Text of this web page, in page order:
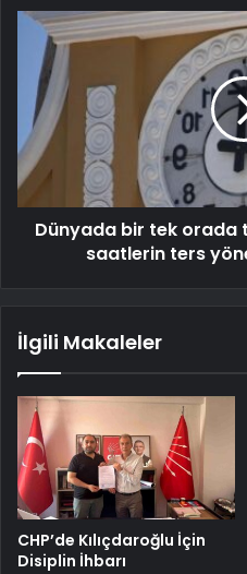
Dünyada bir tek orada
saatlerin ters
İlgili Makaleler
CHP’de Kılıçdaroğlu İçin
Disiplin İhbarı